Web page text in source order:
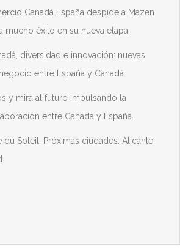
Canadá España despide a Mazen
mucho éxito en su nueva etapa.
diversidad e innovación: nuevas
entre España y Canadá.
y mira al futuro impulsando la
entre Canadá y España.
du Soleil. Próximas ciudades: Alicante,